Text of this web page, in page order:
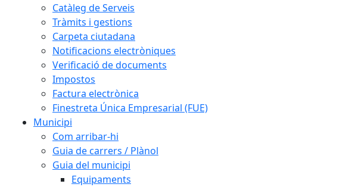
Catàleg de Serveis
Tràmits i gestions
Carpeta ciutadana
Notificacions electròniques
Verificació de documents
Impostos
Factura electrònica
Finestreta Única Empresarial (FUE)
Municipi
Com arribar-hi
Guia de carrers / Plànol
Guia del municipi
Equipaments